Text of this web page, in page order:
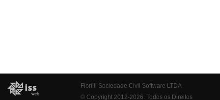
Fiorilli Sociedade Civil Software LTDA
© Copyright 2012-2026. Todos os Direitos